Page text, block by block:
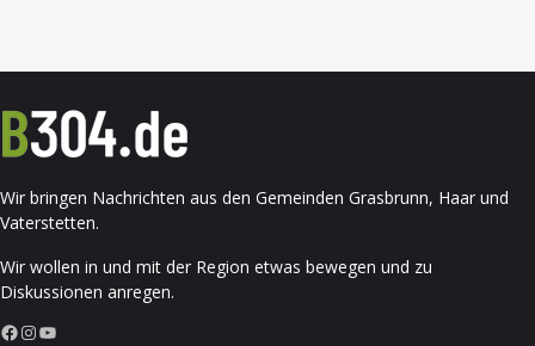
Wir bringen Nachrichten aus den Gemeinden Grasbrunn, Haar und
Vaterstetten.
Wir wollen in und mit der Region etwas bewegen und zu
Diskussionen anregen.
Facebook InstagramYouTube